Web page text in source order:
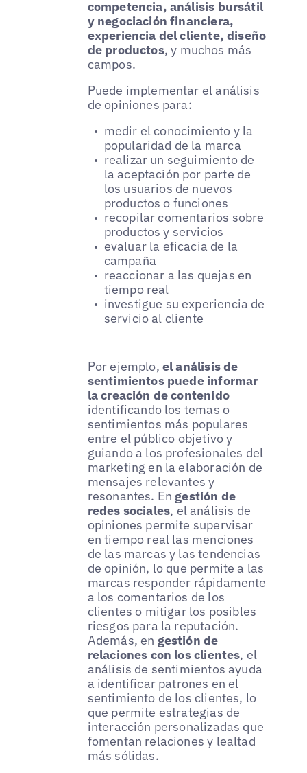
competencia, análisis bursátil
y negociación financiera,
experiencia del cliente, diseño
de productos, y muchos más
campos.
Puede implementar el análisis
de opiniones para:
medir el conocimiento y la
popularidad de la marca
realizar un seguimiento de
la aceptación por parte de
los usuarios de nuevos
productos o funciones
recopilar comentarios sobre
productos y servicios
evaluar la eficacia de la
campaña
reaccionar a las quejas en
tiempo real
investigue su experiencia de
servicio al cliente
Por ejemplo, el análisis de
sentimientos puede informar
la creación de contenido
identificando los temas o
sentimientos más populares
entre el público objetivo y
guiando a los profesionales del
marketing en la elaboración de
mensajes relevantes y
resonantes. Engestión de
redes sociales, el análisis de
opiniones permite supervisar
en tiempo real las menciones
de las marcas y las tendencias
de opinión, lo que permite a las
marcas responder rápidamente
a los comentarios de los
clientes o mitigar los posibles
riesgos para la reputación.
Además, en gestión de
relaciones con los clientes, el
análisis de sentimientos ayuda
a identificar patrones en el
sentimiento de los clientes, lo
que permite estrategias de
interacción personalizadas que
fomentan relaciones y lealtad
más sólidas.